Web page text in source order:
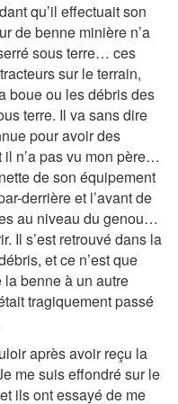
qu’il effectuait son
de benne minière n’a
sous terre… ces
sur le terrain,
boue ou les débris des
terre. Il va sans dire
pour avoir des
n’a pas vu mon père…
de son équipement
derrière et l’avant de
au niveau du genou…
Il s’est retrouvé dans la
et ce n’est que
benne à un autre
tragiquement passé
après avoir reçu la
me suis effondré sur le
ils ont essayé de me